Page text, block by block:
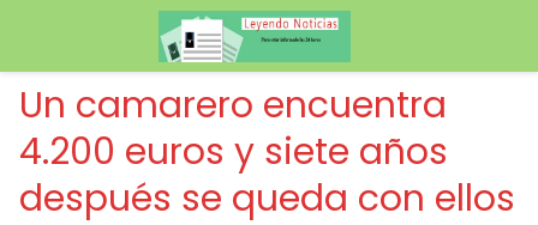
Un camarero encuentra
4.200 euros y siete años
después se queda con ellos